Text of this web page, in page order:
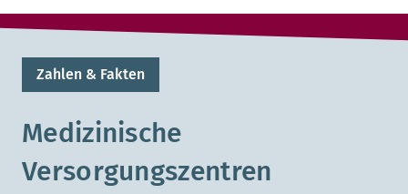
Zahlen & Fakten
Medizinische
Versorgungszentren